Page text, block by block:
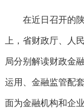
在近日召开的陕
上，省财政厅、人
局分别解读财政金
运用、金融监管配
面为金融机构和企